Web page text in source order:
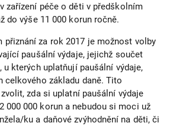
zařízení péče o děti v předškolním
do výše 11 000 korun ročně.
přiznání za rok 2017 je možnost volby
paušální výdaje, jejichž součet
u kterých uplatňují paušální výdaje,
celkového základu daně. Tito
zda si uplatní paušální výdaje
000 000 korun a nebudou si moci už
ku a daňové zvýhodnění na děti, či